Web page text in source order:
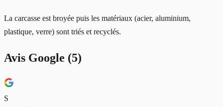
La carcasse est broyée puis les matériaux (acier, aluminium,
plastique, verre) sont triés et recyclés.
Avis Google (5)
S